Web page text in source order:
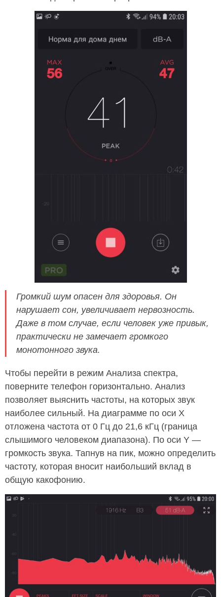
Громкий шум опасен для здоровья. Он
нарушает сон, увеличивает нервозность.
Даже в том случае, если человек уже привык,
практически не замечает громкого
монотонного звука.
Чтобы перейти в режим Анализа спектра,
поверните телефон горизонтально. Анализ
позволяет выяснить частоты, на которых звук
наиболее сильный. На диаграмме по оси X
отложена частота от 0 Гц до 21,6 кГц (граница
слышимого человеком диапазона). По оси Y —
громкость звука. Тапнув на пик, можно определить
частоту, которая вносит наибольший вклад в
общую какофонию.